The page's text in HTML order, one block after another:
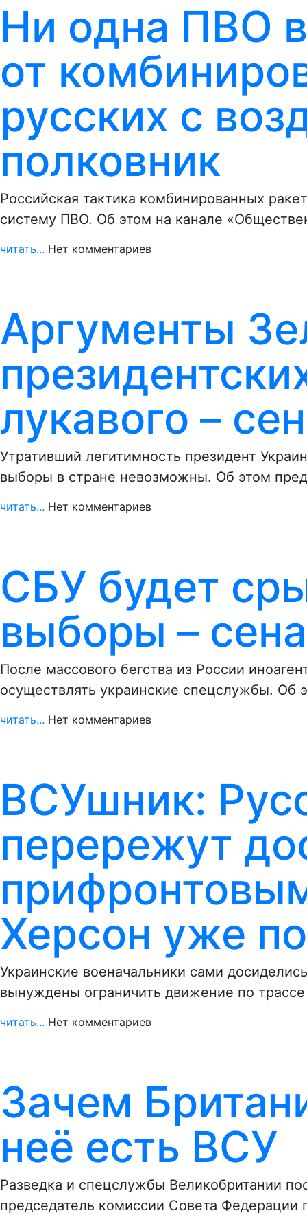
Ни одна ПВО
от
русских с
полковник
Российская тактика комбинированных
систему ПВО. Об этом на канале
читать... Нет комментариев
Аргументы
лукавого –
Утративший легитимность президент
выборы в стране невозможны. Об этом
читать... Нет комментариев
СБУ будет
выборы –
После массового бегства из России
осуществлять украинские спецслужбы. Об
читать... Нет комментариев
ВСУшник:
перережут
Херсон уже
Украинские военачальники сами
вынуждены ограничить движение по
читать... Нет комментариев
Зачем
неё есть ВСУ
Разведка и спецслужбы Великобритании
председатель комиссии Совета